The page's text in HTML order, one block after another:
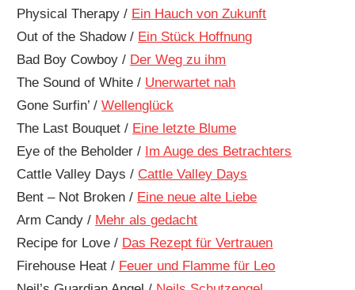
Physical Therapy / Ein Hauch von Zukunft
Out of the Shadow / Ein Stück Hoffnung
Bad Boy Cowboy / Der Weg zu ihm
The Sound of White / Unerwartet nah
Gone Surfin’ /Wellenglück
The Last Bouquet / Eine letzte Blume
Eye of the Beholder / Im Auge des Betrachters
Cattle Valley Days / Cattle Valley Days
Bent – Not Broken / Eine neue alte Liebe
Arm Candy / Mehr als gedacht
Recipe for Love / Das Rezept für Vertrauen
Firehouse Heat / Feuer und Flamme für Leo